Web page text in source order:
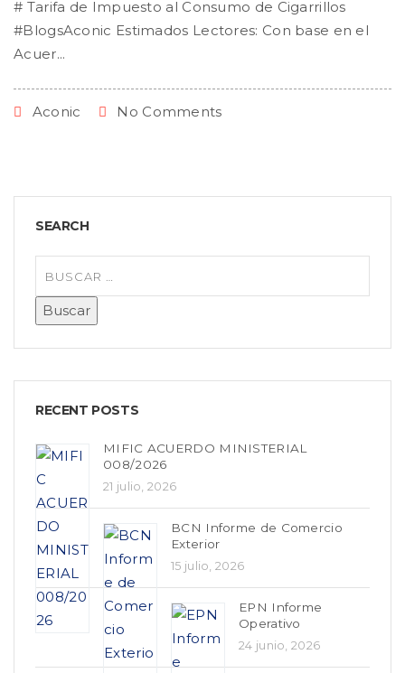
# Tarifa de Impuesto al Consumo de Cigarrillos
#BlogsAconic Estimados Lectores: Con base en el
Acuer...
Aconic No Comments
SEARCH
RECENT POSTS
MIFIC ACUERDO MINISTERIAL
008/2026
21 julio, 2026
BCN Informe de Comercio
Exterior
15 julio, 2026
EPN Informe
Operativo
24 junio, 2026